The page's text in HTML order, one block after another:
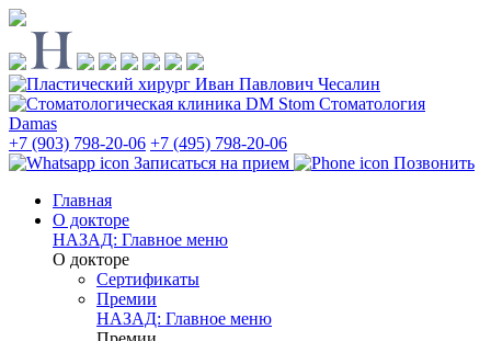
Стоматология
Damas
+7 (903) 798-20-06 +7 (495) 798-20-06
Записаться на прием
Позвонить
Главная
О докторе
НАЗАД: Главное меню
О докторе
Сертификаты
Премии
НАЗАД: Главное меню